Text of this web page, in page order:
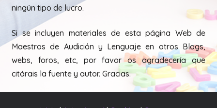
ningún tipo de lucro.
Si se incluyen materiales de esta página Web de
Maestros de Audición y Lenguaje en otros Blogs,
webs, foros, etc, por favor os agradecería que
citárais la fuente y autor. Gracias.